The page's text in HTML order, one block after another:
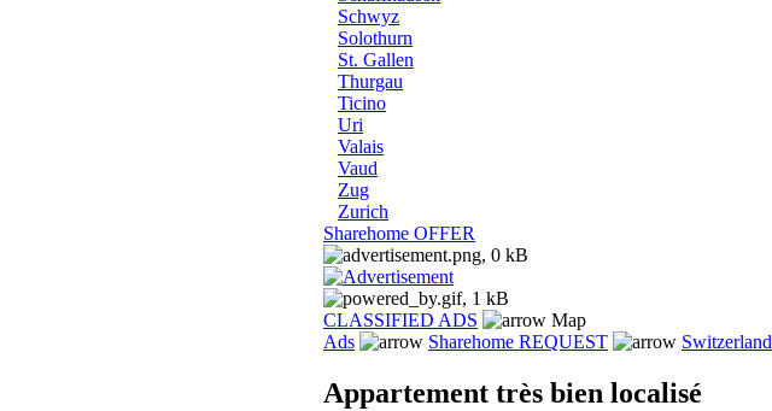
Schwyz
Solothurn
St. Gallen
Thurgau
Ticino
Uri
Valais
Vaud
Zug
Zurich
Sharehome OFFER
CLASSIFIED ADS
Map
Ads
Sharehome REQUEST Switzerland
Appartement très bien localisé